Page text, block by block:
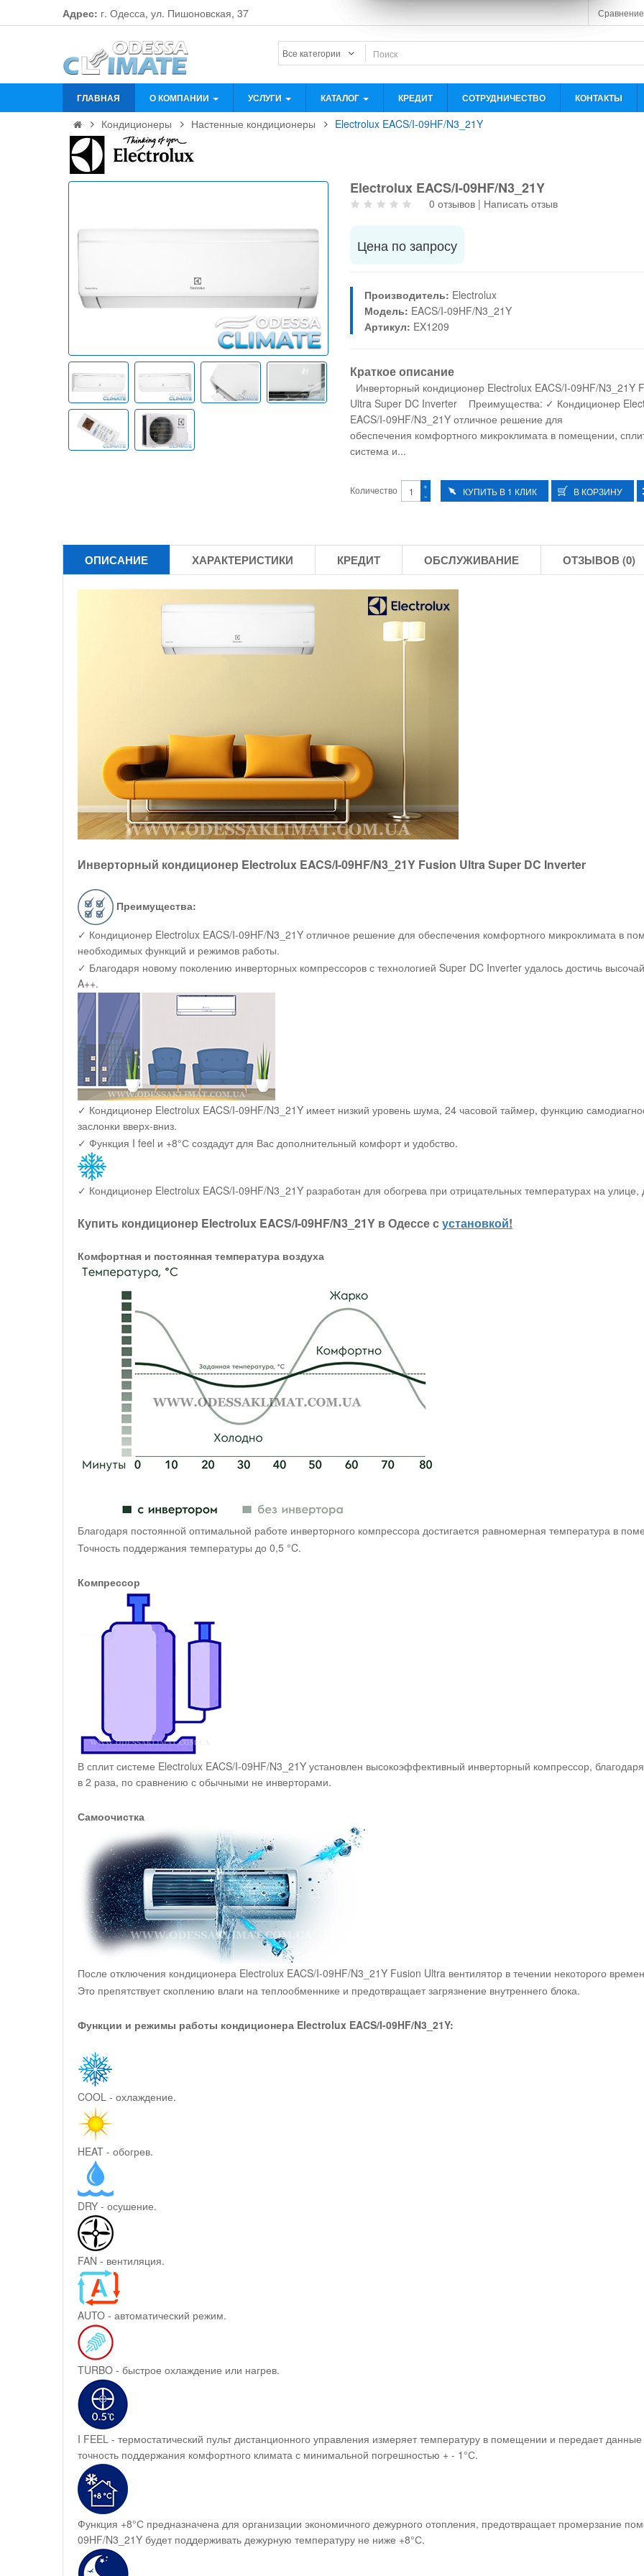
Адрес: г. Одесса, ул. Пишоновская, 37
ГЛАВНАЯ О КОМПАНИИ УСЛУГИ КАТАЛОГ КРЕДИТ СОТРУДНИЧЕСТВО КОНТАКТЫ
Кондиционеры
Настенные кондиционеры Electrolux EACS/I-09HF/N3_21Y
Electrolux EACS/I-09HF/N3_21Y
0 отзывов | Написать отзыв
Цена по запросу
Производитель: Electrolux
Модель: EACS/I-09HF/N3_21Y
Артикул: EX1209
Краткое описание
Инверторный кондиционер Electrolux EACS/I-09HF/N3_21Y
Ultra Super DC Inverter Преимущества: ✓ Кондиционер
EACS/I-09HF/N3_21Y отличное решение для
обеспечения комфортного микроклимата в помещении,
система и...
Количество -
+
ОПИСАНИЕ ХАРАКТЕРИСТИКИ КРЕДИТ ОБСЛУЖИВАНИЕ ОТЗЫВОВ (0)
Инверторный кондиционер Electrolux EACS/I-09HF/N3_21Y Fusion Ultra Super DC Inverter
Преимущества:
✓ Кондиционер Electrolux EACS/I-09HF/N3_21Y отличное решение для обеспечения комфортного микроклимата в
необходимых функций и режимов работы.
✓ Благодаря новому поколению инверторных компрессоров с технологией Super DC Inverter удалось достичь
A++.
✓ Кондиционер Electrolux EACS/I-09HF/N3_21Y имеет низкий уровень шума, 24 часовой таймер, функцию
заслонки вверх-вниз.
✓ Функция I feel и +8°С создадут для Вас дополнительный комфорт и удобство.
✓ Кондиционер Electrolux EACS/I-09HF/N3_21Y разработан для обогрева при отрицательных температурах на улице,
Купить кондиционер Electrolux EACS/I-09HF/N3_21Y в Одессе сустановкой!
Комфортная и постоянная температура воздуха
Благодаря постоянной оптимальной работе инверторного компрессора достигается равномерная температура в
Точность поддержания температуры до 0,5 °C.
Компрессор
В сплит системе Electrolux EACS/I-09HF/N3_21Y установлен высокоэффективный инверторный компрессор,
в 2 раза, по сравнению с обычными не инверторами.
Самоочистка
После отключения кондиционера Electrolux EACS/I-09HF/N3_21Y Fusion Ultra вентилятор в течении некоторого
Это препятствует скоплению влаги на теплообменнике и предотвращает загрязнение внутреннего блока.
Функции и режимы работы кондиционера Electrolux EACS/I-09HF/N3_21Y:
COOL - охлаждение.
HEAT - обогрев.
DRY - осушение.
FAN - вентиляция.
AUTO - автоматический режим.
TURBO - быстрое охлаждение или нагрев.
I FEEL - термостатический пульт дистанционного управления измеряет температуру в помещении и передает
точность поддержания комфортного климата с минимальной погрешностью + - 1°С.
Функция +8°С предназначена для организации экономичного дежурного отопления, предотвращает промерзание
09HF/N3_21Y будет поддерживать дежурную температуру не ниже +8°С.